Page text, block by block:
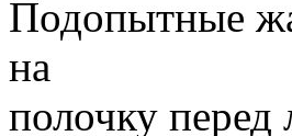
Подопытные
на
полочку